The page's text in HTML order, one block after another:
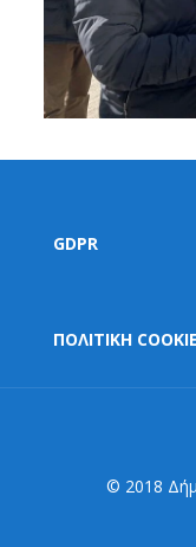
GDPR
ΠΟΛΙΤΙΚΗ
© 2018